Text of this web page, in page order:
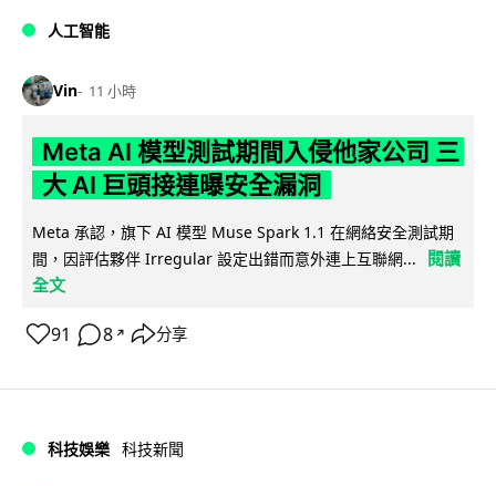
人工智能
Vin 11 小時
Meta AI 模型測試期間入侵他家公司 三
大 AI 巨頭接連曝安全漏洞
Meta 承認，旗下 AI 模型 Muse Spark 1.1 在網絡安全測試期
間，因評估夥伴 Irregular 設定出錯而意外連上互聯網...
閱讀
全文
91 8 ↗ 分享
科技娛樂 科技新聞